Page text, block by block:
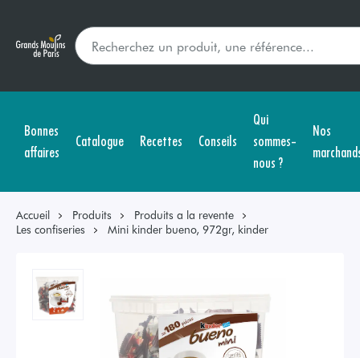
Bonnes
affaires
Catalogue Recettes Conseils
Qui
sommes-
nous ?
Nos
Accueil Produits
Produits a la revente
Les confiseries
Mini kinder bueno, 972gr, kinder